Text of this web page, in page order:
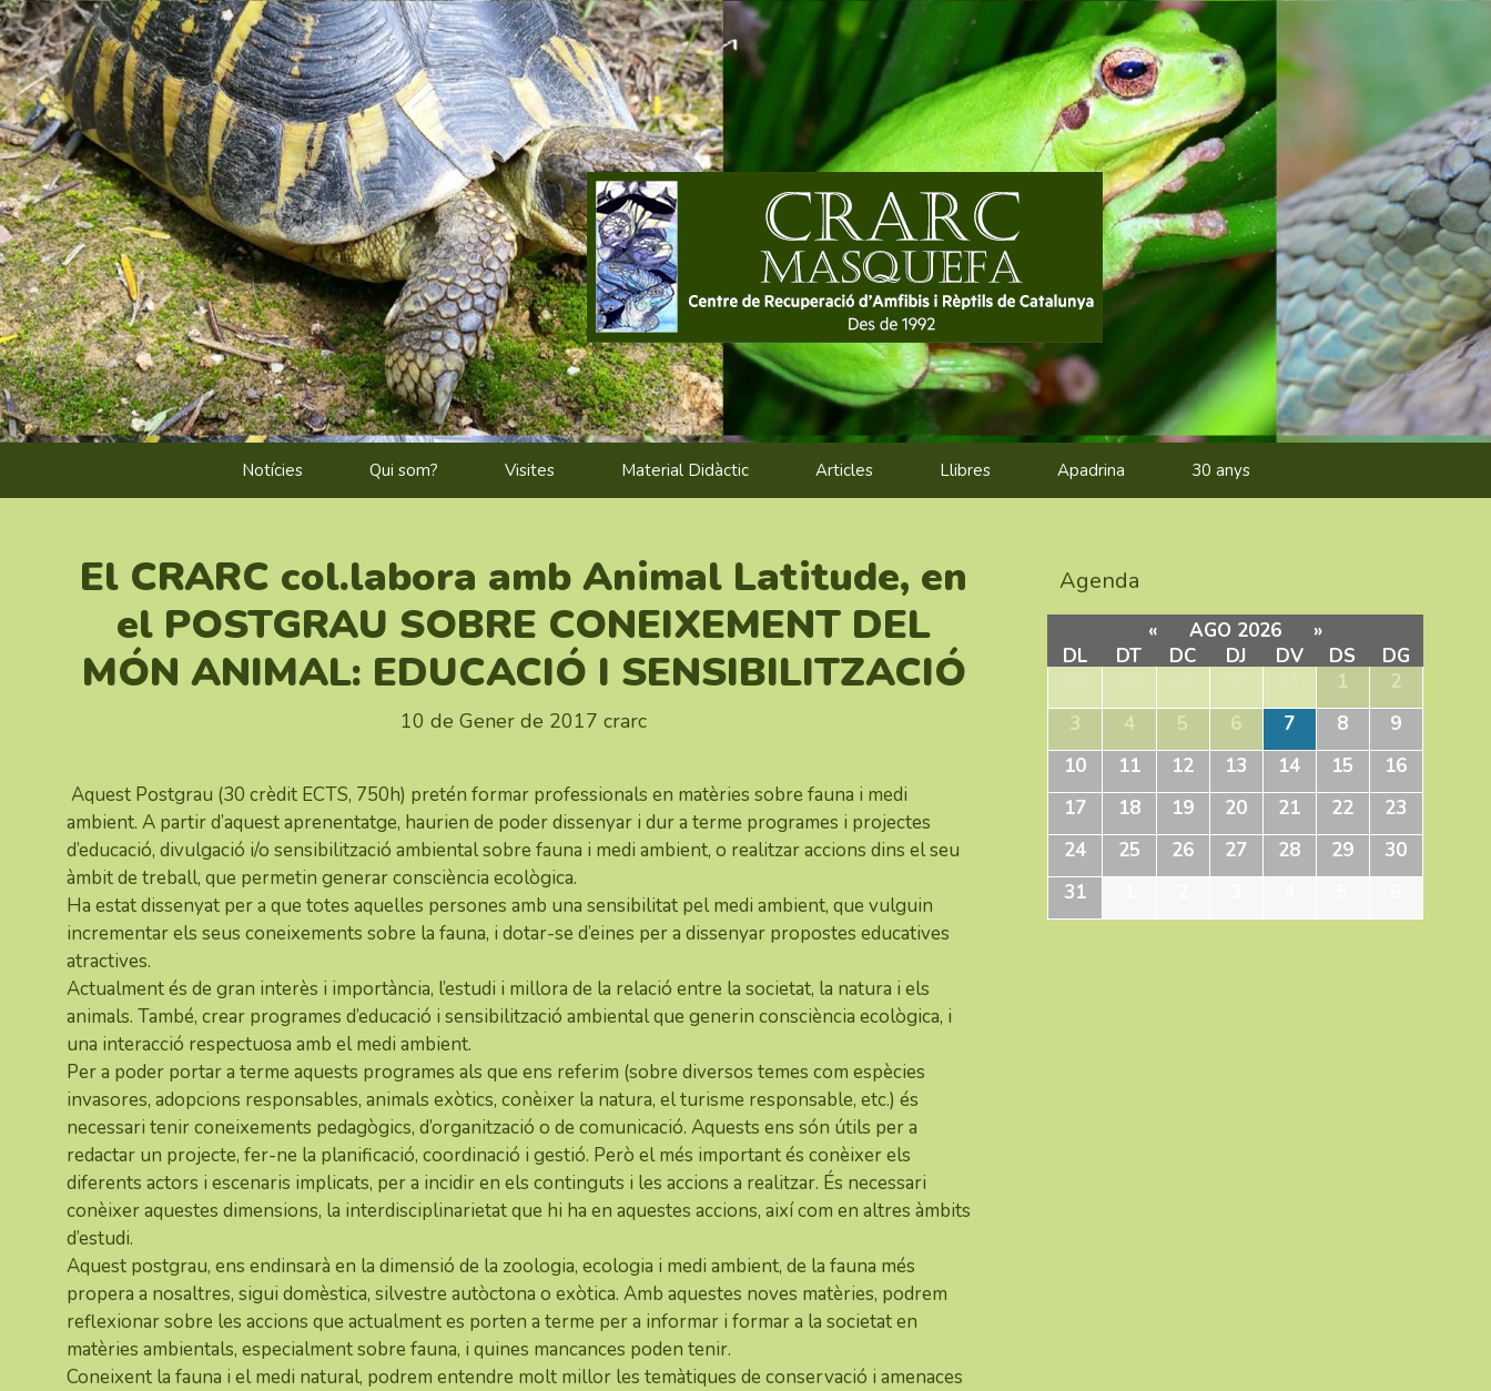
Notícies Qui som? Visites Material Didàctic Articles Llibres Apadrina 30 anys
El CRARC col.labora amb Animal Latitude, en
el POSTGRAU SOBRE CONEIXEMENT DEL
MÓN ANIMAL: EDUCACIÓ I SENSIBILITZACIÓ
10 de Gener de 2017 crarc
Aquest Postgrau (30 crèdit ECTS, 750h) pretén formar professionals en matèries sobre fauna i medi
ambient. A partir d’aquest aprenentatge, haurien de poder dissenyar i dur a terme programes i projectes
d’educació, divulgació i/o sensibilització ambiental sobre fauna i medi ambient, o realitzar accions dins el seu
àmbit de treball, que permetin generar consciència ecològica.
Ha estat dissenyat per a que totes aquelles persones amb una sensibilitat pel medi ambient, que vulguin
incrementar els seus coneixements sobre la fauna, i dotar-se d’eines per a dissenyar propostes educatives
atractives.
Actualment és de gran interès i importància, l’estudi i millora de la relació entre la societat, la natura i els
animals. També, crear programes d’educació i sensibilització ambiental que generin consciència ecològica, i
una interacció respectuosa amb el medi ambient.
Per a poder portar a terme aquests programes als que ens referim (sobre diversos temes com espècies
invasores, adopcions responsables, animals exòtics, conèixer la natura, el turisme responsable, etc.) és
necessari tenir coneixements pedagògics, d’organització o de comunicació. Aquests ens són útils per a
redactar un projecte, fer-ne la planificació, coordinació i gestió. Però el més important és conèixer els
diferents actors i escenaris implicats, per a incidir en els continguts i les accions a realitzar. És necessari
conèixer aquestes dimensions, la interdisciplinarietat que hi ha en aquestes accions, així com en altres àmbits
d’estudi.
Aquest postgrau, ens endinsarà en la dimensió de la zoologia, ecologia i medi ambient, de la fauna més
propera a nosaltres, sigui domèstica, silvestre autòctona o exòtica. Amb aquestes noves matèries, podrem
reflexionar sobre les accions que actualment es porten a terme per a informar i formar a la societat en
matèries ambientals, especialment sobre fauna, i quines mancances poden tenir.
Coneixent la fauna i el medi natural, podrem entendre molt millor les temàtiques de conservació i amenaces
Agenda
« AGO 2026
»
DL
DT DC DJ DV DS
DG
1
2
3
4 5 6 7 8
9
10
11 12 13 14 15
16
17
18 19 20 21 22
23
24
25 26 27 28 29
30
31